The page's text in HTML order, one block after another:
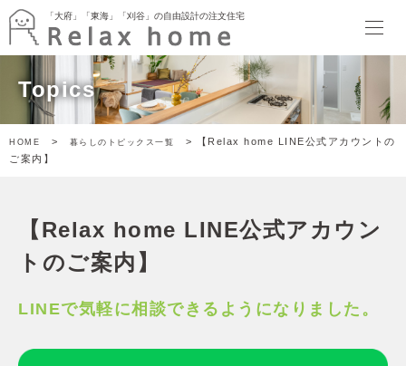
「大府」「東海」「刈谷」の自由設計の注文住宅
HOME
最新情報
イベント
暮らしのトピックス
Relax home ブログ
garden kitchen HOUSE
暮らしのスタイル
ぬりかべW断熱スタイル
ドマスタイル
キャンバススタイル
「大府」「東海」「刈谷」の自由設計の注文住宅
Topics
HOME > 暮らしのトピックス一覧
> 【Relax home LINE公式アカウントの
ご案内】
【Relax home LINE公式アカウン
トのご案内】
LINEで気軽に相談できるようになりました。